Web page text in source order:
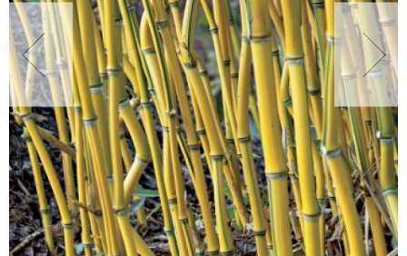
NATURALNIE
URODA
NATURALNA APTECZKA
DLA DOMU